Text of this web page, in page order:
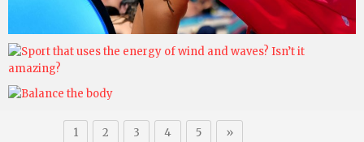
1 2 3 4 5 »